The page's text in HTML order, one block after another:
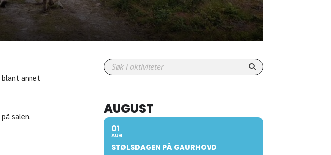
annet
salen.
AUGUST
01
AUG
STØLSDAGEN PÅ GAURHOVD